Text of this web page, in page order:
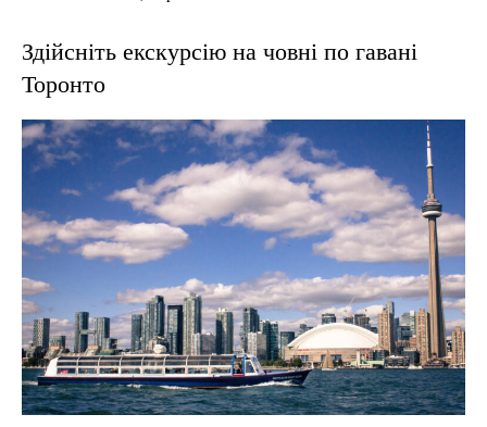
Здійсніть екскурсію на човні по гавані
Торонто